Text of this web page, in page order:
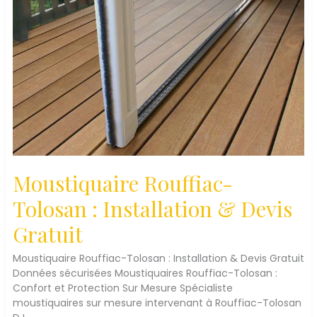
Moustiquaire Rouffiac-
Tolosan : Installation & Devis
Gratuit
Moustiquaire Rouffiac-Tolosan : Installation & Devis Gratuit
Données sécurisées Moustiquaires Rouffiac-Tolosan :
Confort et Protection Sur Mesure Spécialiste
moustiquaires sur mesure intervenant à Rouffiac-Tolosan